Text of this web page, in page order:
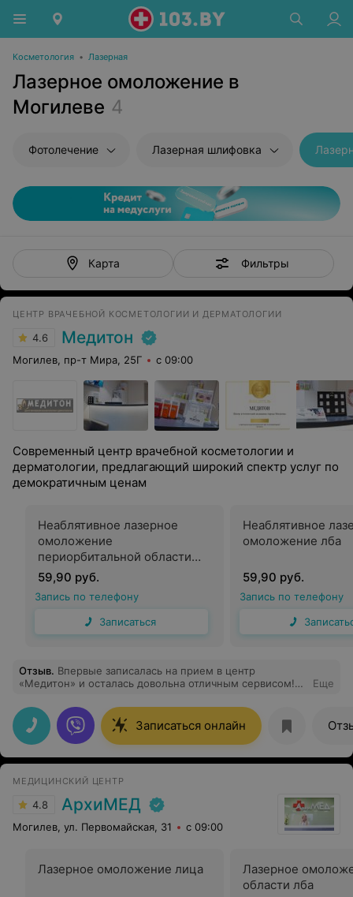
Косметология • Лазерная
Лазерное омоложение в
Могилеве 4
Фотолечение Лазерная шлифовка
Карта Фильтры
ЦЕНТР ВРАЧЕБНОЙ КОСМЕТОЛОГИИ И ДЕРМАТОЛОГИИ
4.6 Медитон
Могилев, пр-т Мира, 25Г с 09:00
Современный центр врачебной косметологии и
дерматологии, предлагающий широкий спектр услуг по
демократичным ценам
Неаблятивное лазерное
омоложение
периорбитальной области
(глаза)
59,90 руб.
Запись по телефону
Записаться
Неаблятивное
омоложение лба
59,90 руб.
Запись по телефону
Отзыв. Впервые записалась на прием в центр
«Медитон» и осталась довольна отличным сервисом!
все интересующие меня вопросы.
Еще
Записаться онлайн
МЕДИЦИНСКИЙ ЦЕНТР
4.8 АрхиМЕД
Могилев, ул. Первомайская, 31 с 09:00
Лазерное омоложение лица
Лазерное
области лба